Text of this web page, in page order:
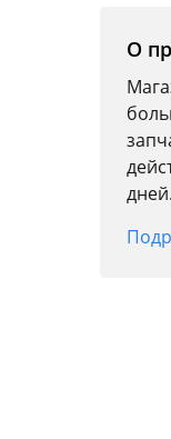
О